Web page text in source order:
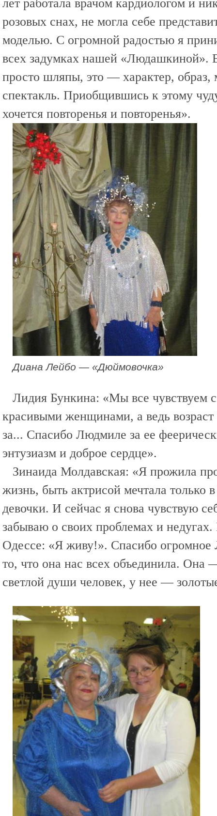
лет работала врачом кардиологом и
розовых снах, не могла себе
моделью. С огромной радостью я
всех задумках нашей «Людашкиной».
просто шляпы, это — характер, образ,
спектакль. Приобщившись к этому
хочется повторенья и повторенья».
Диана Лейбо — «Дюймовочка»
Лидия Бункина: «Мы все чувствуем
красивыми женщинами, а ведь
за... Спасибо Людмиле за ее
энтузиазм и доброе сердце».
Зинаида Молдавская: «Я прожила
жизнь, быть актрисой мечтала только в
девочки. И сейчас я снова чувствую
забываю о своих проблемах и недугах.
Одессе: «Я живу!». Спасибо огромное
то, что она нас всех объединила. Она
светлой души человек, у нее —